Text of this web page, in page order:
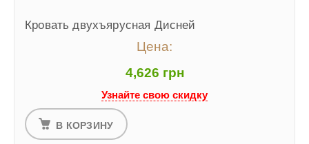
Кровать двухъярусная Дисней
Цена:
4,626 грн
Узнайте свою скидку
В КОРЗИНУ